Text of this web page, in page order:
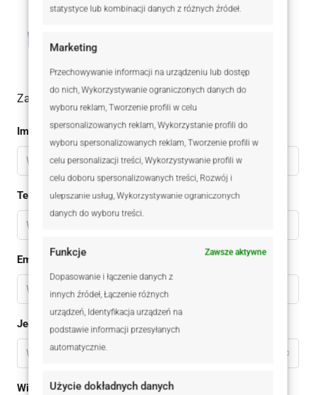
statystyce lub kombinacji danych z różnych źródeł.
Marketing
Przechowywanie informacji na urządzeniu lub dostęp
do nich, Wykorzystywanie ograniczonych danych do
wyboru reklam, Tworzenie profili w celu
spersonalizowanych reklam, Wykorzystanie profili do
wyboru spersonalizowanych reklam, Tworzenie profili w
celu personalizacji treści, Wykorzystywanie profili w
celu doboru spersonalizowanych treści, Rozwój i
ulepszanie usług, Wykorzystywanie ograniczonych
danych do wyboru treści.
Funkcje Zawsze aktywne
Dopasowanie i łączenie danych z
innych źródeł, Łączenie różnych
urządzeń, Identyfikacja urządzeń na
podstawie informacji przesyłanych
automatycznie.
Użycie dokładnych danych
+48 511 167 664
Zadaj pytanie do oferty
Imię
Telefon
Email
Jestem
Wybierz
Wiadomomść